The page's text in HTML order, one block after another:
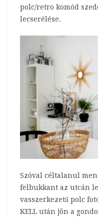
polc/retro komód
lecserélése.
Szóval céltalanul
felbukkant az utcán
vasszerkezetű polc
KELL után jön a